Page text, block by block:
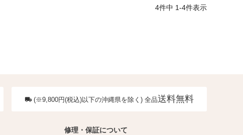
4件中 1-4件表示
(※9,800円(税込)以下の沖縄県を除く) 全品送料無料
修理・保証について